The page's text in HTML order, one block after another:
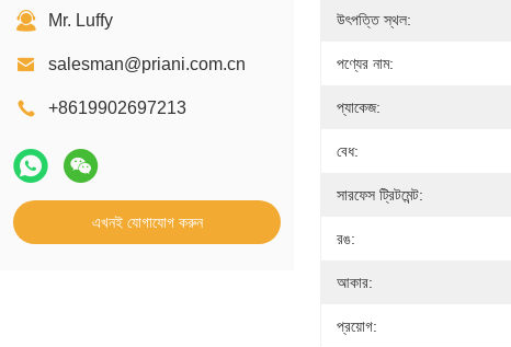
Mr. Luffy
salesman@priani.com.cn
+8619902697213
এখনই যোগাযোগ করুন
উৎপত্তি স্থল:
পণ্যের নাম:
প্যাকেজ:
বেধ:
সারফেস ট্রিটমেন্ট:
রঙ:
আকার:
প্রয়োগ: